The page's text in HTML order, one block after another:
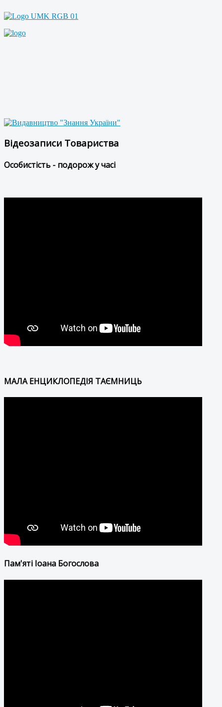
Відеозаписи Товариства
Особистість - подорож у часі
МАЛА ЕНЦИКЛОПЕДІЯ ТАЄМНИЦЬ
Пам'яті Іоана Богослова